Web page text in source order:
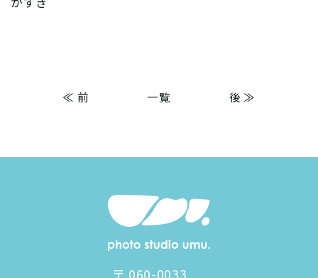
≪ 前 一覧 後 ≫
〒 060-0033